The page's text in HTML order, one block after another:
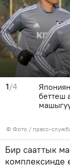
1/4
© Фото / пресс-
беттеш
Бир сааттык
комплексинде